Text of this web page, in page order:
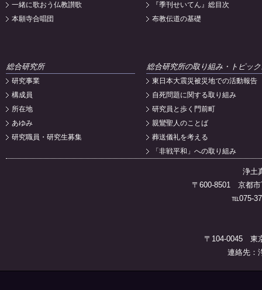
一緒に歌おう仏教讃歌
本願寺合唱団
『季刊せいてん』総目次
布教伝道の基礎
総合研究所
研究事業
構成員
所在地
あゆみ
研究職員・研究生募集
総合研究所の取り組み・トピッ
東日本大震災被災地での活動報告
自死問題に関する取り組み
研究員と歩く門前町
親鸞聖人のことば
葬送儀礼を考える
「非戦平和」への取り組み
浄土
〒600-8501 京都市
℡075-
〒104-0045 東
連絡先：